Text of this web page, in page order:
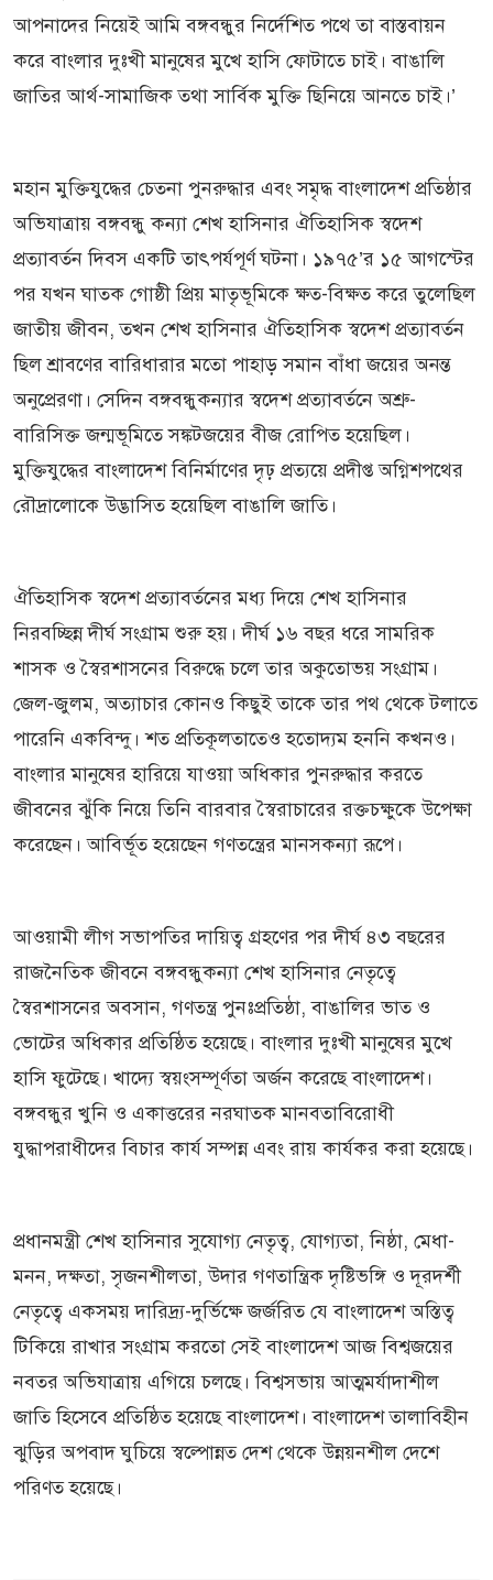
আপনাদের নিয়েই আমি বঙ্গবন্ধুর নির্দেশিত পথে তা বাস্তবায়ন
করে বাংলার দুঃখী মানুষের মুখে হাসি ফোটাতে চাই। বাঙালি
জাতির আর্থ-সামাজিক তথা সার্বিক মুক্তি ছিনিয়ে আনতে চাই।’
মহান মুক্তিযুদ্ধের চেতনা পুনরুদ্ধার এবং সমৃদ্ধ বাংলাদেশ প্রতিষ্ঠার
অভিযাত্রায় বঙ্গবন্ধু কন্যা শেখ হাসিনার ঐতিহাসিক স্বদেশ
প্রত্যাবর্তন দিবস একটি তাৎপর্যপূর্ণ ঘটনা। ১৯৭৫’র ১৫ আগস্টের
পর যখন ঘাতক গোষ্ঠী প্রিয় মাতৃভূমিকে ক্ষত-বিক্ষত করে তুলেছিল
জাতীয় জীবন, তখন শেখ হাসিনার ঐতিহাসিক স্বদেশ প্রত্যাবর্তন
ছিল শ্রাবণের বারিধারার মতো পাহাড় সমান বাঁধা জয়ের অনন্ত
অনুপ্রেরণা। সেদিন বঙ্গবন্ধুকন্যার স্বদেশ প্রত্যাবর্তনে অশ্রু-
বারিসিক্ত জন্মভূমিতে সঙ্কটজয়ের বীজ রোপিত হয়েছিল।
মুক্তিযুদ্ধের বাংলাদেশ বিনির্মাণের দৃঢ় প্রত্যয়ে প্রদীপ্ত অগ্নিশপথের
রৌদ্রালোকে উদ্ভাসিত হয়েছিল বাঙালি জাতি।
ঐতিহাসিক স্বদেশ প্রত্যাবর্তনের মধ্য দিয়ে শেখ হাসিনার
নিরবচ্ছিন্ন দীর্ঘ সংগ্রাম শুরু হয়। দীর্ঘ ১৬ বছর ধরে সামরিক
শাসক ও স্বৈরশাসনের বিরুদ্ধে চলে তার অকুতোভয় সংগ্রাম।
জেল-জুলম, অত্যাচার কোনও কিছুই তাকে তার পথ থেকে টলাতে
পারেনি একবিন্দু। শত প্রতিকূলতাতেও হতোদ্যম হননি কখনও।
বাংলার মানুষের হারিয়ে যাওয়া অধিকার পুনরুদ্ধার করতে
জীবনের ঝুঁকি নিয়ে তিনি বারবার স্বৈরাচারের রক্তচক্ষুকে উপেক্ষা
করেছেন। আবির্ভূত হয়েছেন গণতন্ত্রের মানসকন্যা রূপে।
আওয়ামী লীগ সভাপতির দায়িত্ব গ্রহণের পর দীর্ঘ ৪৩ বছরের
রাজনৈতিক জীবনে বঙ্গবন্ধুকন্যা শেখ হাসিনার নেতৃত্বে
স্বৈরশাসনের অবসান, গণতন্ত্র পুনঃপ্রতিষ্ঠা, বাঙালির ভাত ও
ভোটের অধিকার প্রতিষ্ঠিত হয়েছে। বাংলার দুঃখী মানুষের মুখে
হাসি ফুটেছে। খাদ্যে স্বয়ংসম্পূর্ণতা অর্জন করেছে বাংলাদেশ।
বঙ্গবন্ধুর খুনি ও একাত্তরের নরঘাতক মানবতাবিরোধী
যুদ্ধাপরাধীদের বিচার কার্য সম্পন্ন এবং রায় কার্যকর করা হয়েছে।
প্রধানমন্ত্রী শেখ হাসিনার সুযোগ্য নেতৃত্ব, যোগ্যতা, নিষ্ঠা, মেধা-
মনন, দক্ষতা, সৃজনশীলতা, উদার গণতান্ত্রিক দৃষ্টিভঙ্গি ও দূরদর্শী
নেতৃত্বে একসময় দারিদ্র্য-দুর্ভিক্ষে জর্জরিত যে বাংলাদেশ অস্তিত্ব
টিকিয়ে রাখার সংগ্রাম করতো সেই বাংলাদেশ আজ বিশ্বজয়ের
নবতর অভিযাত্রায় এগিয়ে চলছে। বিশ্বসভায় আত্মমর্যাদাশীল
জাতি হিসেবে প্রতিষ্ঠিত হয়েছে বাংলাদেশ। বাংলাদেশ তালাবিহীন
ঝুড়ির অপবাদ ঘুচিয়ে স্বল্পোন্নত দেশ থেকে উন্নয়নশীল দেশে
পরিণত হয়েছে।